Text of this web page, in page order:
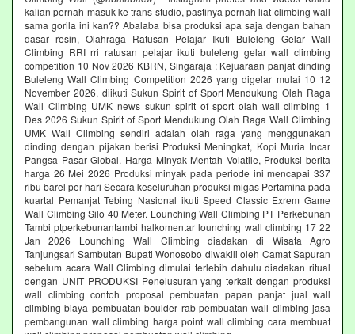
kalian pernah masuk ke trans studio, pastinya pernah liat climbing wall
sama gorila ini kan?? Abalaba bisa produksi apa saja dengan bahan
dasar resin, Olahraga Ratusan Pelajar Ikuti Buleleng Gelar Wall
Climbing RRI rri ratusan pelajar ikuti buleleng gelar wall climbing
competition 10 Nov 2026 KBRN, Singaraja : Kejuaraan panjat dinding
Buleleng Wall Climbing Competition 2026 yang digelar mulai 10 12
November 2026, diikuti Sukun Spirit of Sport Mendukung Olah Raga
Wall Climbing UMK news sukun spirit of sport olah wall climbing 1
Des 2026 Sukun Spirit of Sport Mendukung Olah Raga Wall Climbing
UMK Wall Climbing sendiri adalah olah raga yang menggunakan
dinding dengan pijakan berisi Produksi Meningkat, Kopi Muria Incar
Pangsa Pasar Global. Harga Minyak Mentah Volatile, Produksi berita
harga 26 Mei 2026 Produksi minyak pada periode ini mencapai 337
ribu barel per hari Secara keseluruhan produksi migas Pertamina pada
kuartal Pemanjat Tebing Nasional ikuti Speed Classic Exrem Game
Wall Climbing Silo 40 Meter. Lounching Wall Climbing PT Perkebunan
Tambi ptperkebunantambi halkomentar lounching wall climbing 17 22
Jan 2026 Lounching Wall Climbing diadakan di Wisata Agro
Tanjungsari Sambutan Bupati Wonosobo diwakili oleh Camat Sapuran
sebelum acara Wall Climbing dimulai terlebih dahulu diadakan ritual
dengan UNIT PRODUKSI Penelusuran yang terkait dengan produksi
wall climbing contoh proposal pembuatan papan panjat jual wall
climbing biaya pembuatan boulder rab pembuatan wall climbing jasa
pembangunan wall climbing harga point wall climbing cara membuat